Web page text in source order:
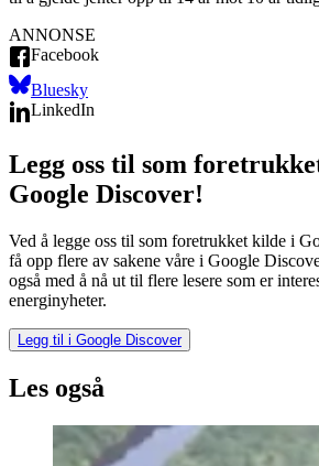
ANNONSE
Facebook
Bluesky
LinkedIn
Legg oss til som
Google Discover!
Ved å legge oss til som foretrukket kilde i
få opp flere av sakene våre i Google
også med å nå ut til flere lesere som er
energinyheter.
Legg til i Google Discover
Les også